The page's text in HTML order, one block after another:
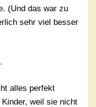
(Und das war zu
sehr viel besser
alles perfekt
weil sie nicht